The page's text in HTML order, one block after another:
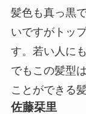
髪色も真っ黒
いですがトッ
す。若い人に
でもこの髪型
ことができる
佐藤栞里